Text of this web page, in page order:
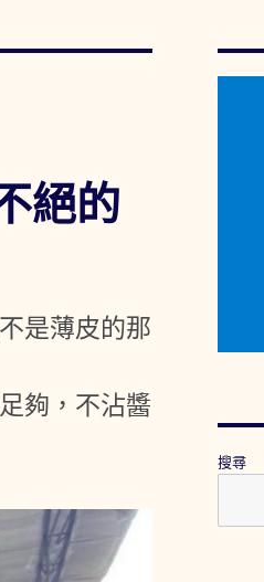
絕的
是薄皮的那
夠，不沾醬
搜尋